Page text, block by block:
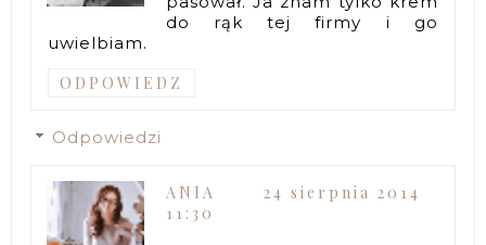
do rąk tej firmy i go
uwielbiam.
ODPOWIEDZ
Odpowiedzi
ANIA
24 sierpnia 2014
11:30